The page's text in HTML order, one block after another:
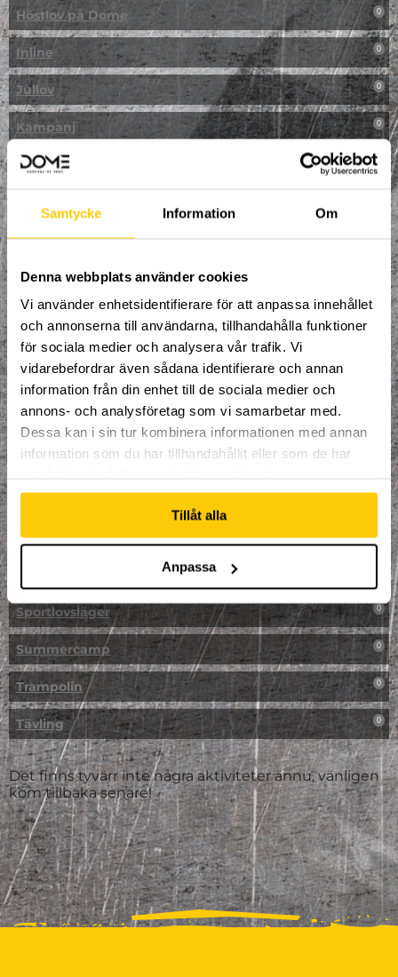
Samtycke Information Om
Denna webbplats använder cookies
Vi använder enhetsidentifierare för att anpassa innehållet
och annonserna till användarna, tillhandahålla funktioner
för sociala medier och analysera vår trafik. Vi
vidarebefordrar även sådana identifierare och annan
information från din enhet till de sociala medier och
annons- och analysföretag som vi samarbetar med.
Dessa kan i sin tur kombinera informationen med annan
information som du har tillhandahållit eller som de har
Tillåt alla
Anpassa
Höstlov på Dome 0
Inline 0
Jullov 0
Kampanj 0
Kickbike 0
Klättring
LAN
Multisport
Mässa
NPF-Träning
Parkour
Påsk på Dome
Påsklovsläger 0
Skateboard 0
Sportlovsläger 0
Summercamp 0
Trampolin 0
Tävling 0
Det finns tyvärr inte några aktiviteter ännu, vänligen
kom tillbaka senare!